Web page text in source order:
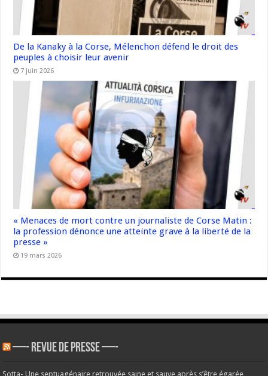
De la Kanaky à la Corse, Mélenchon défend le droit des
peuples à choisir leur avenir
7 juin 2026
« Menaces de mort contre un journaliste de Corse Matin :
la profession dénonce une atteinte grave à la liberté de la
presse »
19 mars 2026
—- REVUE DE PRESSE —-
Sotta- Une septuagénaire retrouvée saine et sauve après s’être égarée